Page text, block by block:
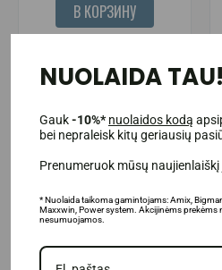
В КОРЗИНУ
NUOLAIDA TAU!
Gauk-10%* nuolaidos kodą
bei nepraleisk kitų geriausių
Prenumeruok mūsų
* Nuolaida taikoma gamintojams: Amix,
Maxxwin, Power system. Akcijinėms prekėms
nesumuojamos.